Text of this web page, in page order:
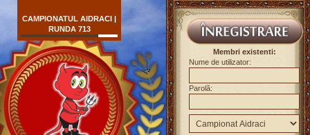
CAMPIONATUL AIDRACI |
RUNDA 713
Membri existenti:
Nume de utilizator:
Parolă: